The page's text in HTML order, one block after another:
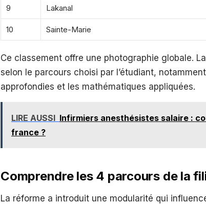
9 Lakanal
10 Sainte-Marie
Ce classement offre une photographie globale.
selon le parcours choisi par l’étudiant,
approfondies et les mathématiques appliquées.
LIRE AUSSI Infirmiers anesthésistes salaire :
france ?
Comprendre les 4 parcours de la
La réforme a introduit une modularité qui